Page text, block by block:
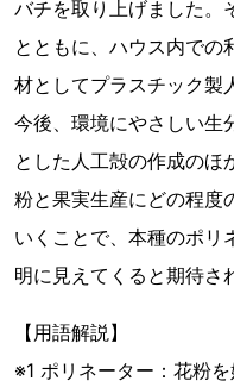
バチを取り上げました。
とともに、ハウス内での
材としてプラスチック製
今後、環境にやさしい生
とした人工殻の作成のほ
粉と果実生産にどの程度
いくことで、本種のポリ
明に見えてくると期待さ
【用語解説】
※1 ポリネーター：花粉